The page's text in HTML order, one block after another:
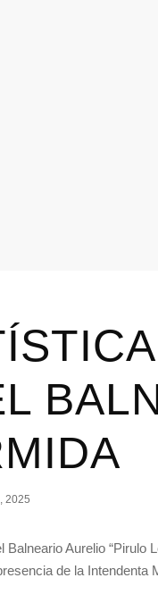
2025
Aurelio “Pirulo
de la Intendenta